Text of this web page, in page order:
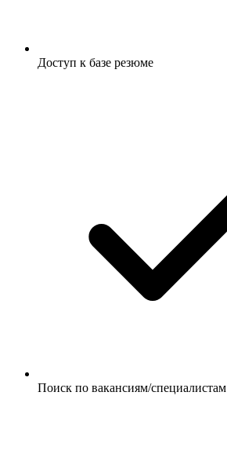
Доступ к базе резюме
Поиск по вакансиям/специалистам